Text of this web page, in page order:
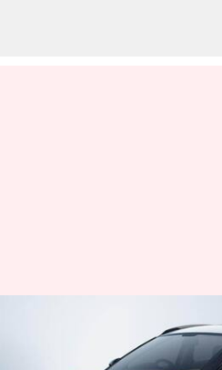
टाटा ने अपनी
के बढ़ाए दाम,